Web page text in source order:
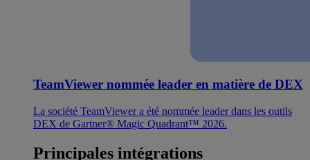
TeamViewer nommée leader en matière de DEX
La société TeamViewer a été nommée leader dans les outils
DEX de Gartner® Magic Quadrant™ 2026.
Principales intégrations